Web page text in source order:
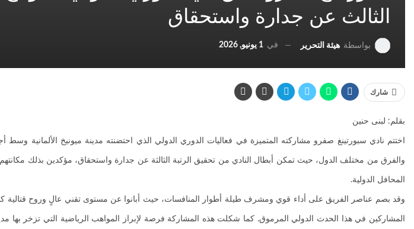
الثالث عن جدارة واستحقاق
بواسطة هيئة التحرير في 1 يونيو, 2026
شارك
بقلم: لبنى حنين
اختتم نادي سبورتينغ صفرو مشاركته المتميزة في فعاليات الدوري الدولي الذي احتضنته مدينة ميونيخ الألمانية وسط
والفرق من مختلف الدول، حيث تمكن أبطال النادي من تحقيق الرتبة الثالثة عن جدارة واستحقاق، مؤكدين بذلك
المحافل الدولية.
وقد بصم عناصر الفريق على أداء قوي ومشرف طيلة أطوار المنافسات، حيث أبانوا عن مستوى تقني عالٍ وروح قتالية
المشاركين في هذا الحدث الدولي المرموق. كما شكلت هذه المشاركة فرصة لإبراز المواهب الرياضية التي تزخر بها